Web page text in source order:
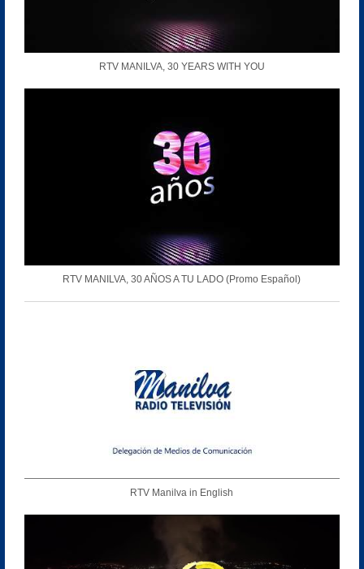
RTV MANILVA, 30 YEARS WITH YOU
RTV MANILVA, 30 AÑOS A TU LADO (Promo Español)
RTV Manilva in English